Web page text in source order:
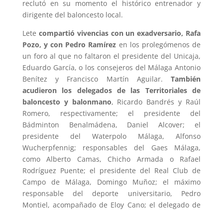
reclutó en su momento el histórico entrenador y
dirigente del baloncesto local.
Lete compartió vivencias con un exadversario, Rafa
Pozo, y con Pedro Ramírez en los prolegómenos de
un foro al que no faltaron el presidente del Unicaja,
Eduardo García, o los consejeros del Málaga Antonio
Benítez y Francisco Martín Aguilar.También
acudieron los delegados de las Territoriales de
baloncesto y balonmano, Ricardo Bandrés y Raúl
Romero, respectivamente; el presidente del
Bádminton Benalmádena, Daniel Alcover; el
presidente del Waterpolo Málaga, Alfonso
Wucherpfennig; responsables del Gaes Málaga,
como Alberto Camas, Chicho Armada o Rafael
Rodríguez Puente; el presidente del Real Club de
Campo de Málaga, Domingo Muñoz; el máximo
responsable del deporte universitario, Pedro
Montiel, acompañado de Eloy Cano; el delegado de